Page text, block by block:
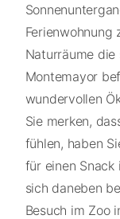
Ferienwohnung
Naturräume
Montemayor
wundervollen
Sie merken,
fühlen, haben
für einen
sich daneben
Besuch im Zoo